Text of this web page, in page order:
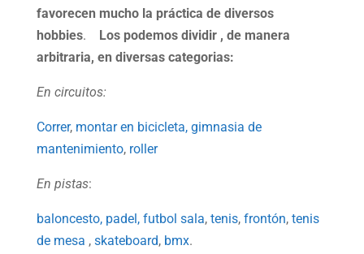
favorecen mucho la práctica de diversos
hobbies. Los podemos dividir , de manera
arbitraria, en diversas categorias:
En circuitos:
Correr, montar en bicicleta, gimnasia de
mantenimiento, roller
En pistas:
baloncesto, padel, futbol sala, tenis, frontón, tenis
de mesa , skateboard, bmx.